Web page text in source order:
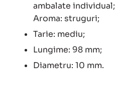
ambalate individual;
Aroma: struguri;
Tarie: mediu;
Lungime: 98 mm;
Diametru: 10 mm.